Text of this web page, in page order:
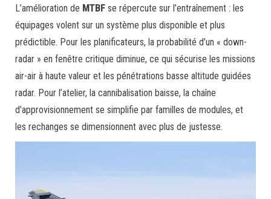
L’amélioration de MTBF se répercute sur l’entraînement : les
équipages volent sur un système plus disponible et plus
prédictible. Pour les planificateurs, la probabilité d’un « down-
radar » en fenêtre critique diminue, ce qui sécurise les missions
air-air à haute valeur et les pénétrations basse altitude guidées
radar. Pour l’atelier, la cannibalisation baisse, la chaîne
d’approvisionnement se simplifie par familles de modules, et
les rechanges se dimensionnent avec plus de justesse.